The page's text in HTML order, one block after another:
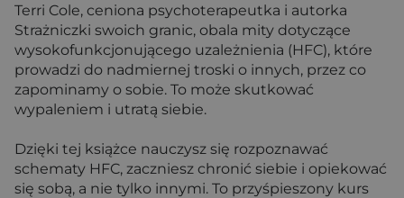
Terri Cole, ceniona psychoterapeutka i autorka
Strażniczki swoich granic, obala mity dotyczące
wysokofunkcjonującego uzależnienia (HFC), które
prowadzi do nadmiernej troski o innych, przez co
zapominamy o sobie. To może skutkować
wypaleniem i utratą siebie.
Dzięki tej książce nauczysz się rozpoznawać
schematy HFC, zaczniesz chronić siebie i opiekować
się sobą, a nie tylko innymi. To przyśpieszony kurs